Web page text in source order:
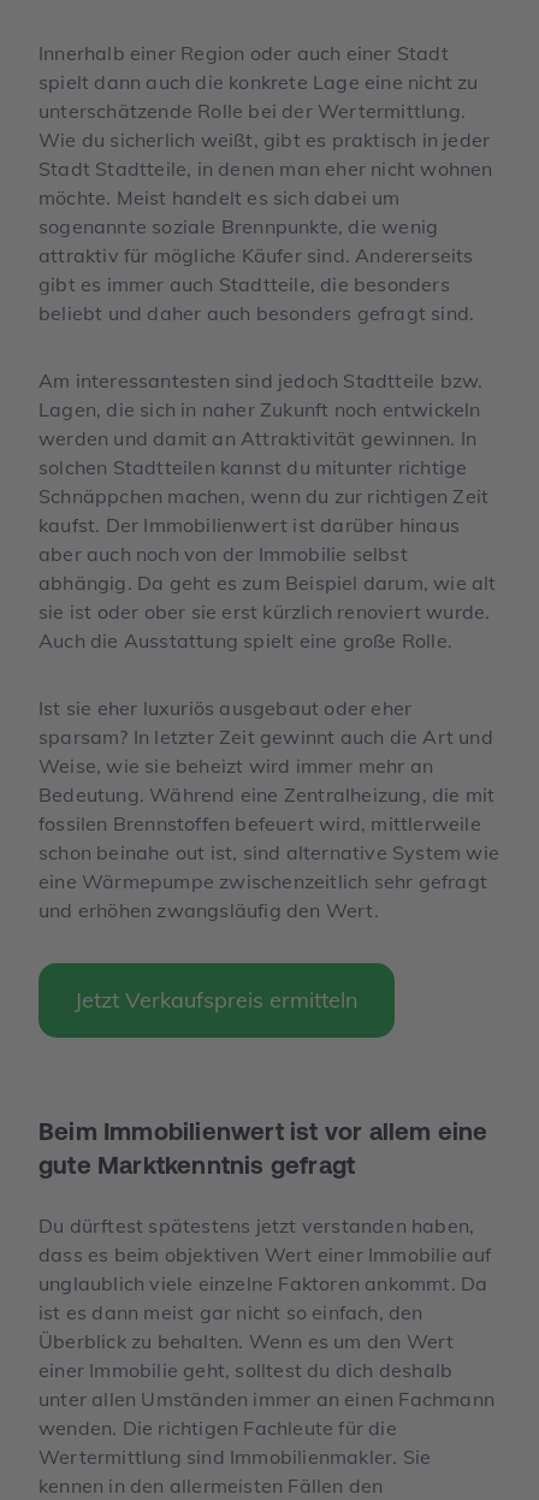
Innerhalb einer Region oder auch einer Stadt
spielt dann auch die konkrete Lage eine nicht zu
unterschätzende Rolle bei der Wertermittlung.
Wie du sicherlich weißt, gibt es praktisch in jeder
Stadt Stadtteile, in denen man eher nicht wohnen
möchte. Meist handelt es sich dabei um
sogenannte soziale Brennpunkte, die wenig
attraktiv für mögliche Käufer sind. Andererseits
gibt es immer auch Stadtteile, die besonders
beliebt und daher auch besonders gefragt sind.
Am interessantesten sind jedoch Stadtteile bzw.
Lagen, die sich in naher Zukunft noch entwickeln
werden und damit an Attraktivität gewinnen. In
solchen Stadtteilen kannst du mitunter richtige
Schnäppchen machen, wenn du zur richtigen Zeit
kaufst. Der Immobilienwert ist darüber hinaus
aber auch noch von der Immobilie selbst
abhängig. Da geht es zum Beispiel darum, wie alt
sie ist oder ober sie erst kürzlich renoviert wurde.
Auch die Ausstattung spielt eine große Rolle.
Ist sie eher luxuriös ausgebaut oder eher
sparsam? In letzter Zeit gewinnt auch die Art und
Weise, wie sie beheizt wird immer mehr an
Bedeutung. Während eine Zentralheizung, die mit
fossilen Brennstoffen befeuert wird, mittlerweile
schon beinahe out ist, sind alternative System wie
eine Wärmepumpe zwischenzeitlich sehr gefragt
und erhöhen zwangsläufig den Wert.
Jetzt Verkaufspreis ermitteln
Beim Immobilienwert ist vor allem eine
gute Marktkenntnis gefragt
Du dürftest spätestens jetzt verstanden haben,
dass es beim objektiven Wert einer Immobilie auf
unglaublich viele einzelne Faktoren ankommt. Da
ist es dann meist gar nicht so einfach, den
Überblick zu behalten. Wenn es um den Wert
einer Immobilie geht, solltest du dich deshalb
unter allen Umständen immer an einen Fachmann
wenden. Die richtigen Fachleute für die
Wertermittlung sind Immobilienmakler. Sie
kennen in den allermeisten Fällen den